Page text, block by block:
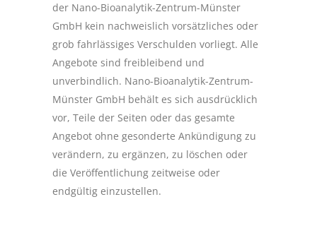
der Nano-Bioanalytik-Zentrum-Münster
GmbH kein nachweislich vorsätzliches oder
grob fahrlässiges Verschulden vorliegt. Alle
Angebote sind freibleibend und
unverbindlich. Nano-Bioanalytik-Zentrum-
Münster GmbH behält es sich ausdrücklich
vor, Teile der Seiten oder das gesamte
Angebot ohne gesonderte Ankündigung zu
verändern, zu ergänzen, zu löschen oder
die Veröffentlichung zeitweise oder
endgültig einzustellen.